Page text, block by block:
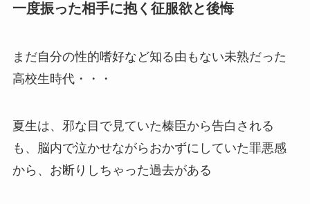
一度振った相手に抱く征服欲と後悔
まだ自分の性的嗜好など知る由もない未熟だった
高校生時代・・・
夏生は、邪な目で見ていた榛臣から告白される
も、脳内で泣かせながらおかずにしていた罪悪感
から、お断りしちゃった過去がある